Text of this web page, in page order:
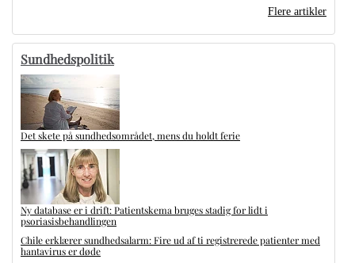
Flere artikler
Sundhedspolitik
Det skete på sundhedsområdet, mens du holdt ferie
Ny database er i drift: Patientskema bruges stadig for lidt i
psoriasisbehandlingen
Chile erklærer sundhedsalarm: Fire ud af ti registrerede patienter med
hantavirus er døde